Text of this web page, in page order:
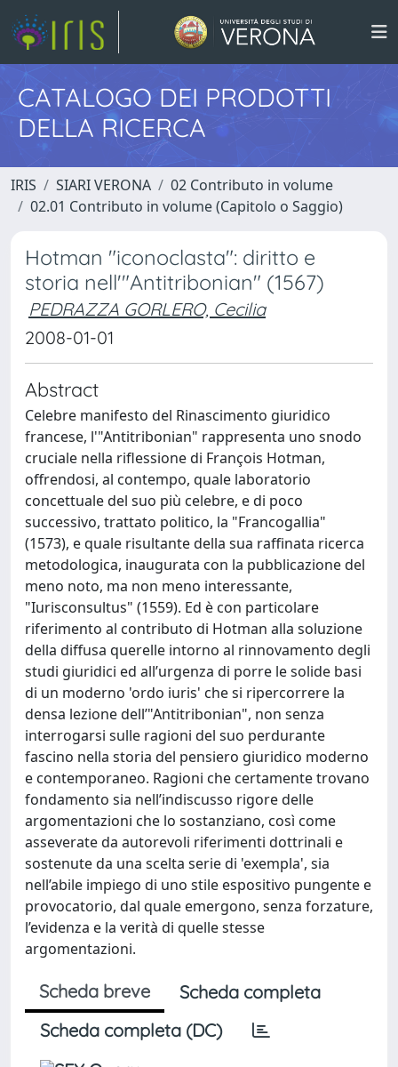
CATALOGO DEI PRODOTTI
DELLA RICERCA
IRIS SIARI VERONA
02 Contributo in volume
02.01 Contributo in volume (Capitolo o Saggio)
Hotman "iconoclasta": diritto e
storia nell'"Antitribonian" (1567)
PEDRAZZA GORLERO, Cecilia
2008-01-01
Abstract
Celebre manifesto del Rinascimento giuridico
francese, l'"Antitribonian" rappresenta uno snodo
cruciale nella riflessione di François Hotman,
offrendosi, al contempo, quale laboratorio
concettuale del suo più celebre, e di poco
successivo, trattato politico, la "Francogallia"
(1573), e quale risultante della sua raffinata ricerca
metodologica, inaugurata con la pubblicazione del
meno noto, ma non meno interessante,
"Iurisconsultus" (1559). Ed è con particolare
riferimento al contributo di Hotman alla soluzione
della diffusa querelle intorno al rinnovamento degli
studi giuridici ed all’urgenza di porre le solide basi
di un moderno 'ordo iuris' che si ripercorrere la
densa lezione dell’"Antitribonian", non senza
interrogarsi sulle ragioni del suo perdurante
fascino nella storia del pensiero giuridico moderno
e contemporaneo. Ragioni che certamente trovano
fondamento sia nell’indiscusso rigore delle
argomentazioni che lo sostanziano, così come
asseverate da autorevoli riferimenti dottrinali e
sostenute da una scelta serie di 'exempla', sia
nell’abile impiego di uno stile espositivo pungente e
provocatorio, dal quale emergono, senza forzature,
l’evidenza e la verità di quelle stesse
argomentazioni.
Scheda breve
Scheda completa
Scheda completa (DC)